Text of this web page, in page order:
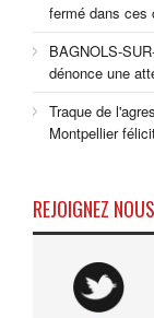
fermé dans ces
BAGNOLS-
dénonce une
Traque de
Montpellier
REJOIGNEZ NOUS